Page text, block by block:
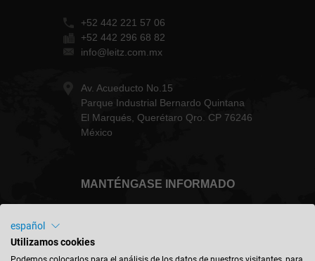
+52 442 221 57 06
+52 442 296 68 82
info@leitz.com.mx
Av. Acueducto No.15
Parque Industrial Bernardo Quintana
El Marqués, Querétaro Qro. CP 76246
México
MANTÉNGASE INFORMADO
México - español
español
Utilizamos cookies